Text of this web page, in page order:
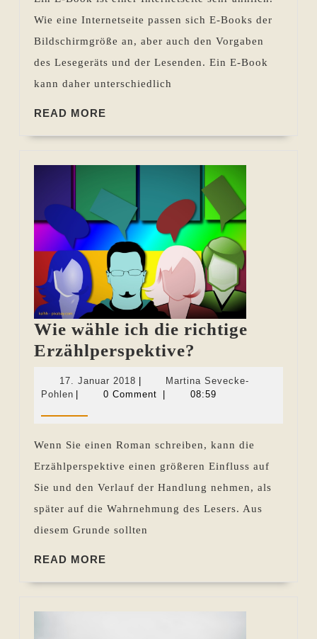
Layout
Wie eine Internetseite passen sich E-Books der
Bildschirmgröße an, aber auch den Vorgaben
des Lesegeräts und der Lesenden. Ein E-Book
kann daher unterschiedlich
READ MORE
Wie wähle ich die richtige
Erzählperspektive?
ich
17. Januar 2018 17.
Januar
Martina Sevecke-
Pohlen Martina0 Comment 08:59
Wenn Sie einen Roman schreiben, kann die
Erzählperspektive einen größeren Einfluss auf
Sie und den Verlauf der Handlung nehmen, als
später auf die Wahrnehmung des Lesers. Aus
diesem Grunde sollten
READ MORE